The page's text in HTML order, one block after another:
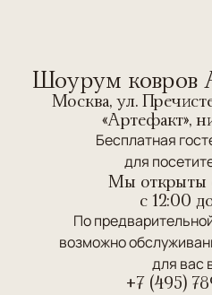
Шоурум ковров
Москва, ул.
«Артефакт»,
Бесплатная
для
Мы открыты
c 12:00
По
возможно
для вас
+7 (495)